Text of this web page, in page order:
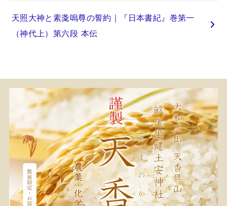
天照大神と素戔嗚尊の誓約｜『日本書紀』巻第一
（神代上）第六段 本伝